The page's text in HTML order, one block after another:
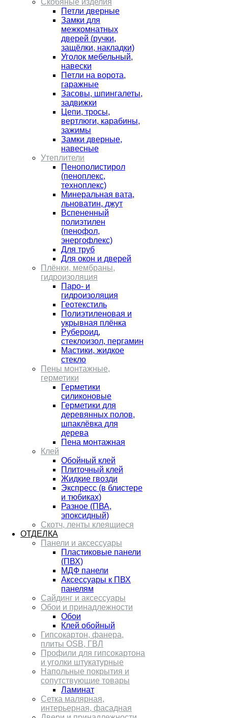
Скобяные изделия
Петли дверные
Замки для
межкомнатных
дверей (ручки,
защёлки, накладки)
Уголок мебельный,
навески
Петли на ворота,
гаражные
Засовы, шпингалеты,
задвижки
Цепи, тросы,
вертлюги, карабины,
зажимы
Замки дверные,
навесные
Утеплители
Пенополистирол
(пеноплекс,
техноплекс)
Минеральная вата,
льноватин, джут
Вспененный
полиэтилен
(пенофол,
энергофлекс)
Для труб
Для окон и дверей
Плёнки, мембраны,
гидроизоляция
Паро- и
гидроизоляция
Геотекстиль
Полиэтиленовая и
укрывная плёнка
Рубероид,
стеклоизол, пергамин
Мастики, жидкое
стекло
Пены монтажные,
герметики
Герметики
силиконовые
Герметики для
деревянных полов,
шпаклёвка для
дерева
Пена монтажная
Клей
Обойный клей
Плиточный клей
Жидкие гвозди
Экспресс (в блистере
и тюбиках)
Разное (ПВА,
эпоксидный)
Скотч, ленты клеящиеся
ОТДЕЛКА
Панели и аксессуары
Пластиковые панели
(ПВХ)
МДФ панели
Аксессуары к ПВХ
панелям
Сайдинг и аксессуары
Обои и принадлежности
Обои
Клей обойный
Гипсокартон, фанера,
плиты OSB, ГВЛ
Профили для гипсокартона
и уголки штукатурные
Напольные покрытия и
сопутствующие товары
Ламинат
Сетка малярная,
интерьерная, фасадная